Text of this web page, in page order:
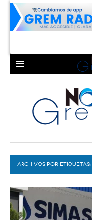
LAGUNA
TORREÓN
GÓMEZ PALACIO
LERDO
COAHUILA
DURANGO
DEPORTES
EXA
COLABORADORES
ARCHIVOS POR ETIQUETAS: